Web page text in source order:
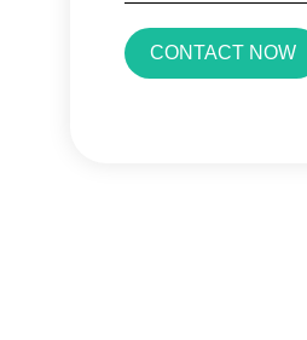
CONTACT NOW